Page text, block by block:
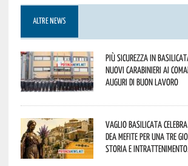
ALTRE NEWS
Più sicurezza in
nuovi Carabinieri ai
Auguri di buon lavoro
Vaglio Basilicata
Dea Mefite per una tre
storia e